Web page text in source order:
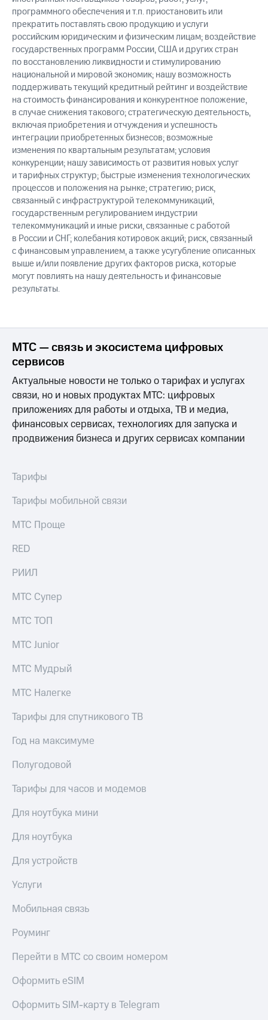
программного обеспечения и т.п. приостановить или
прекратить поставлять свою продукцию и услуги
российским юридическим и физическим лицам; воздействие
государственных программ России, США и других стран
по восстановлению ликвидности и стимулированию
национальной и мировой экономик; нашу возможность
поддерживать текущий кредитный рейтинг и воздействие
на стоимость финансирования и конкурентное положение,
в случае снижения такового; стратегическую деятельность,
включая приобретения и отчуждения и успешность
интеграции приобретенных бизнесов; возможные
изменения по квартальным результатам; условия
конкуренции; нашу зависимость от развития новых услуг
и тарифных структур; быстрые изменения технологических
процессов и положения на рынке; стратегию; риск,
связанный с инфраструктурой телекоммуникаций,
государственным регулированием индустрии
телекоммуникаций и иные риски, связанные с работой
в России и СНГ; колебания котировок акций; риск, связанный
с финансовым управлением, а также усугубление описанных
выше и/или появление других факторов риска, которые
могут повлиять на нашу деятельность и финансовые
результаты.
МТС — связь и экосистема цифровых
сервисов
Актуальные новости не только о тарифах и услугах
связи, но и новых продуктах МТС: цифровых
приложениях для работы и отдыха, ТВ и медиа,
финансовых сервисах, технологиях для запуска и
продвижения бизнеса и других сервисах компании
Тарифы
Тарифы мобильной связи
МТС Проще
RED
РИИЛ
МТС Супер
МТС ТОП
МТС Junior
МТС Мудрый
МТС Налегке
Тарифы для спутникового ТВ
Год на максимуме
Полугодовой
Тарифы для часов и модемов
Для ноутбука мини
Для ноутбука
Для устройств
Услуги
Мобильная связь
Роуминг
Перейти в МТС со своим номером
Оформить eSIM
Оформить SIM-карту в Telegram